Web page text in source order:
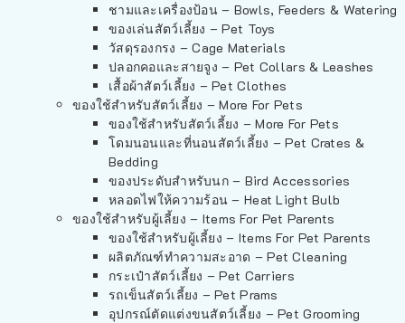
ชามและเครื่องป้อน – Bowls, Feeders & Watering
ของเล่นสัตว์เลี้ยง – Pet Toys
วัสดุรองกรง – Cage Materials
ปลอกคอและสายจูง – Pet Collars & Leashes
เสื้อผ้าสัตว์เลี้ยง – Pet Clothes
ของใช้สำหรับสัตว์เลี้ยง – More For Pets
ของใช้สำหรับสัตว์เลี้ยง – More For Pets
โดมนอนและที่นอนสัตว์เลี้ยง – Pet Crates &
Bedding
ของประดับสำหรับนก – Bird Accessories
หลอดไฟให้ความร้อน – Heat Light Bulb
ของใช้สำหรับผู้เลี้ยง – Items For Pet Parents
ของใช้สำหรับผู้เลี้ยง – Items For Pet Parents
ผลิตภัณฑ์ทำความสะอาด – Pet Cleaning
กระเป๋าสัตว์เลี้ยง – Pet Carriers
รถเข็นสัตว์เลี้ยง – Pet Prams
อุปกรณ์ตัดแต่งขนสัตว์เลี้ยง – Pet Grooming